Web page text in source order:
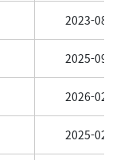
2023-08-01
2025-09-01
2026-02-01
2025-02-01